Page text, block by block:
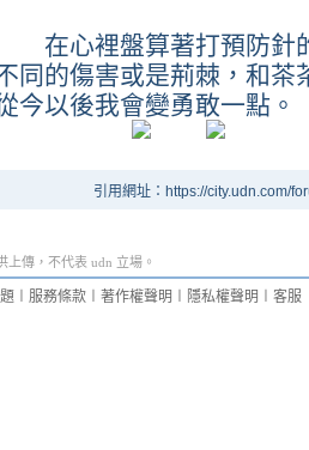
在心裡盤算著打預防針
同的傷害或是荊棘，和茶
今以後我會變勇敢一點。
引用網址：https://city.udn.com/
傳，不代表 udn 立場。
服務條款 著作權聲明 隱私權聲明 客服